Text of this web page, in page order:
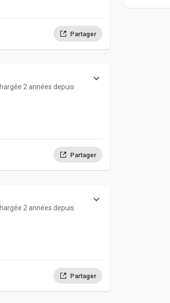
Partager
2 années depuis
Partager
2 années depuis
Partager